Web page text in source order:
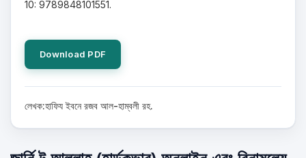
10: 9789848101551.
Download PDF
লেখক:হাফিয ইবনে রজব আল-হাম্বলী রহ.